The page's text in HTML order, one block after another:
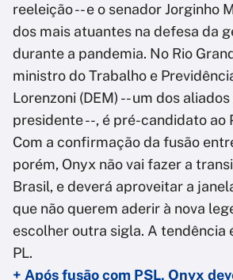
reeleição -- e o senador Jorginho
dos mais atuantes na defesa da
durante a pandemia. No Rio
ministro do Trabalho e
Lorenzoni (DEM) -- um dos
presidente --, é pré-candidato ao
Com a confirmação da fusão
porém, Onyx não vai fazer a
Brasil, e deverá aproveitar a
que não querem aderir à nova
escolher outra sigla. A tendência
PL.
+ Após fusão com PSL, Onyx